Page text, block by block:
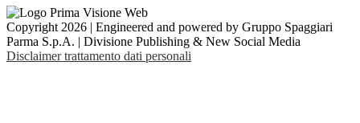
Copyright 2026 | Engineered and powered by Gruppo Spaggiari
Parma S.p.A. | Divisione Publishing & New Social Media
Disclaimer trattamento dati personali